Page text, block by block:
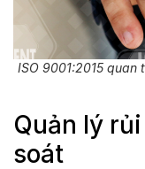
ISO 9001:2015 quan
Quản lý
soát